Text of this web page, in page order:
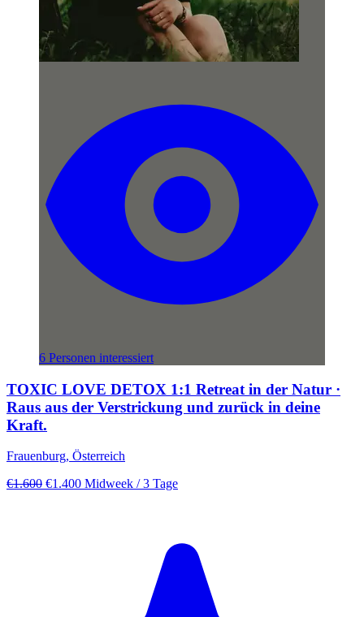
6 Personen interessiert
TOXIC LOVE DETOX 1:1 Retreat in der Natur ·
Raus aus der Verstrickung und zurück in deine
Kraft.
Frauenburg, Österreich
€1.600 €1.400 Midweek / 3 Tage